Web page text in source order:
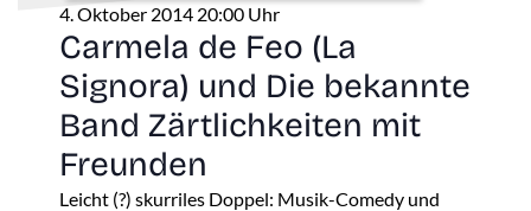
4. Oktober 2014 20:00 Uhr
Carmela de Feo (La
Signora) und Die bekannte
Band Zärtlichkeiten mit
Freunden
Leicht (?) skurriles Doppel: Musik-Comedy und